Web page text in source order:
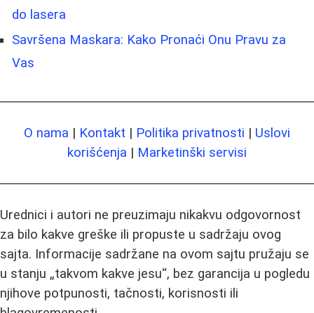
do lasera
Savršena Maskara: Kako Pronaći Onu Pravu za
Vas
O nama | Kontakt | Politika privatnosti | Uslovi
korišćenja | Marketinški servisi
Urednici i autori ne preuzimaju nikakvu odgovornost
za bilo kakve greške ili propuste u sadržaju ovog
sajta. Informacije sadržane na ovom sajtu pružaju se
u stanju „takvom kakve jesu“, bez garancija u pogledu
njihove potpunosti, tačnosti, korisnosti ili